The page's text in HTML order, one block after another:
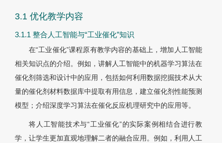
3.1 优化教学内容
3.1.1 整合人工智能与“工业催化”知识
在“工业催化”课程原有教学内容的基础上，增加人工智能
相关知识点的介绍。例如，讲解人工智能中的机器学习算法在
催化剂筛选和设计中的应用，包括如何利用数据挖掘技术从大
量的催化剂材料数据库中提取有用信息，建立催化剂性能预测
模型；介绍深度学习算法在催化反应机理研究中的应用等。
将人工智能技术与“工业催化”的实际案例相结合进行教
学，让学生更加直观地理解二者的融合应用。例如，利用人工